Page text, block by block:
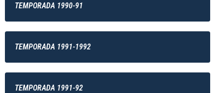
TEMPORADA 1990-91
TEMPORADA 1991-1992
TEMPORADA 1991-92